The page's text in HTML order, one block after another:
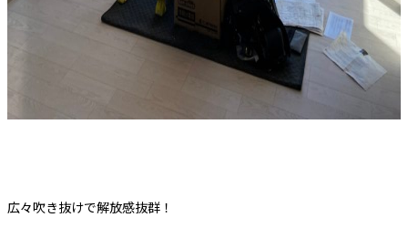
広々吹き抜けで解放感抜群！